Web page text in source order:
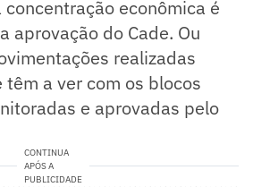
econômica é
aprovação do Cade. Ou
realizadas
a ver com os blocos
e aprovadas pelo
CONTINUA
APÓS A
PUBLICIDADE